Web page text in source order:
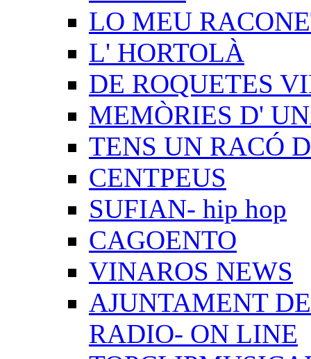
LO MEU
L' HORTOLÀ
DE ROQUETES
MEMÒRIES D'
TENS UN RACÓ
CENTPEUS
SUFIAN- hip hop
CAGOENTO
VINAROS NEWS
AJUNTAMENT
RADIO- ON LINE